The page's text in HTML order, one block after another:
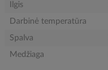
Ilgis
Darbinė temperatūra
Spalva
Medžiaga